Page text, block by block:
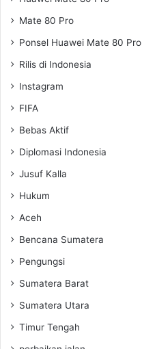
Mate 80 Pro
Ponsel Huawei Mate 80 Pro
Rilis di Indonesia
Instagram
FIFA
Bebas Aktif
Diplomasi Indonesia
Jusuf Kalla
Hukum
Aceh
Bencana Sumatera
Pengungsi
Sumatera Barat
Sumatera Utara
Timur Tengah